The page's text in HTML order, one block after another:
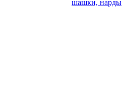
шашки, нарды